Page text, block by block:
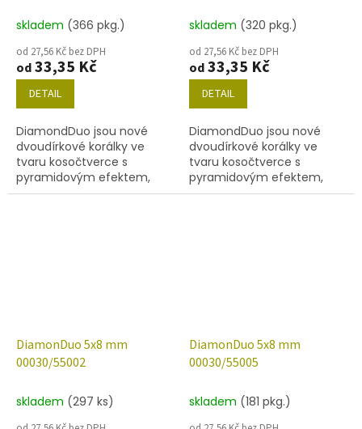
skladem (366 pkg.)
od 27,56 Kč bez DPH
od33,35 Kč
DETAIL
DiamondDuo jsou nové
dvoudírkové korálky ve
tvaru kosočtverce s
pyramidovým efektem,
velikost 5x8 mm, obsah
skladem (320 pkg.)
od 27,56 Kč bez DPH
od33,35 Kč
DETAIL
DiamondDuo jsou nové
dvoudírkové korálky ve
tvaru kosočtverce s
pyramidovým efektem,
velikost 5x8 mm, obsah
DiamonDuo 5x8 mm
00030/55002
skladem (297 ks)
DiamonDuo 5x8 mm
00030/55005
skladem (181 pkg.)